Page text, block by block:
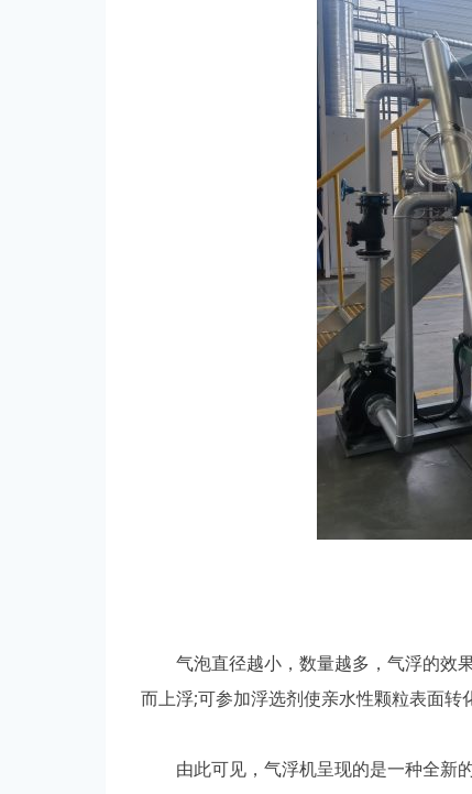
气泡直径越小，数量越多，气浮的效果
而上浮;可参加浮选剂使亲水性颗粒表面转
由此可见，气浮机呈现的是一种全新的